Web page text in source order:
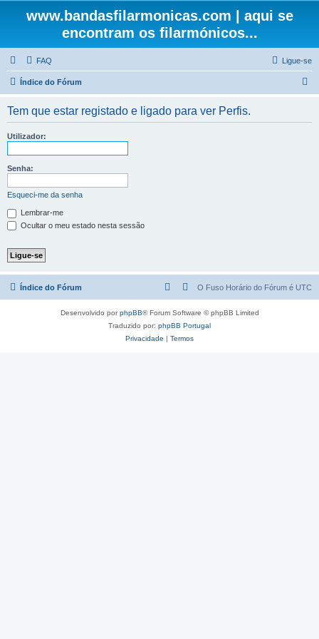
www.bandasfilarmonicas.com | aqui se
encontram os filarmónicos...
FAQ Ligue-se
Índice do Fórum
Tem que estar registado e ligado para ver Perfis.
Utilizador:
Senha:
Esqueci-me da senha
Lembrar-me
Ocultar o meu estado nesta sessão
Índice do Fórum O Fuso Horário do Fórum é UTC
Desenvolvido porphpBB® Forum Software © phpBB Limited
Traduzido por: phpBB Portugal
Privacidade | Termos